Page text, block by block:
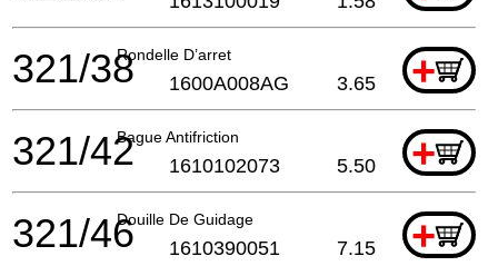
Rondelle D’arret +
321/38 1600A008AG 3.65
Bague Antifriction +
321/42 1610102073 5.50
Douille De Guidage +
321/46 1610390051 7.15